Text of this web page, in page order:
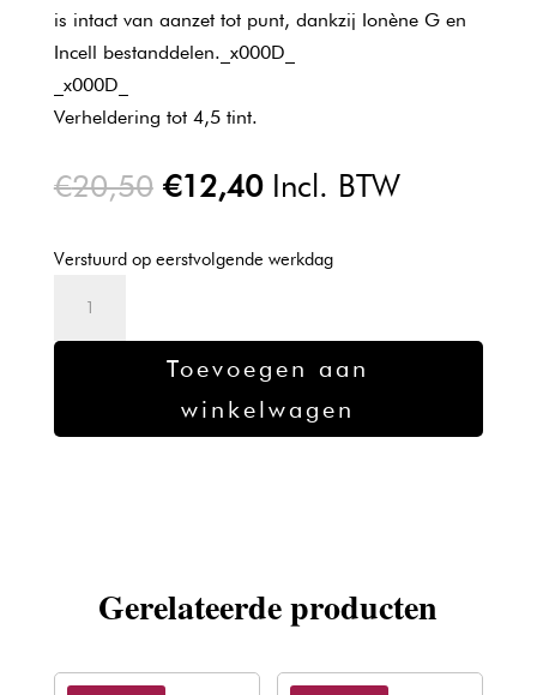
is intact van aanzet tot punt, dankzij Ionène G en
Incell bestanddelen._x000D_
_x000D_
Verheldering tot 4,5 tint.
€20,50 Oorspronkelijke
was:
€20,50.
€12,40Huidige
is:
€12,40.
Incl. BTW
Verstuurd op eerstvolgende werkdag
Toevoegen aan
winkelwagen
Gerelateerde producten